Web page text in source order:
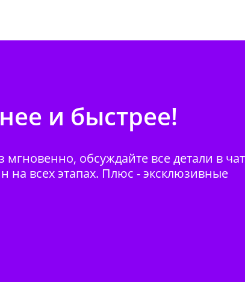
и быстрее!
обсуждайте все детали в
на всех этапах. Плюс - эксклюзивные